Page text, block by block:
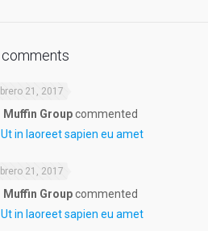
21, 2017
Muffin Groupcommented
Ut in laoreet sapien eu amet
21, 2017
Muffin Groupcommented
Ut in laoreet sapien eu amet